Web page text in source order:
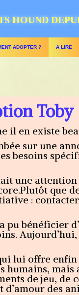
HOUND
ADOPTER ? A LIRE
Toby
il en existe
sur une
besoins
une
que
:
pu bénéficier
lui offre
mais
de jeu, de
des